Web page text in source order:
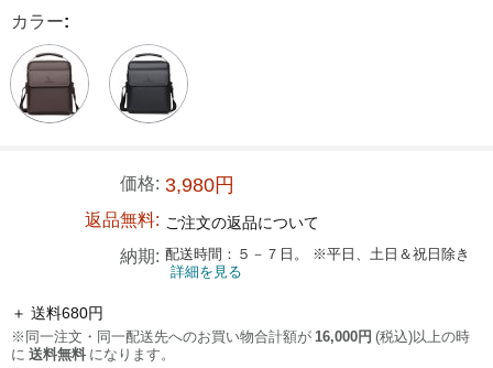
カラー:
価格: 3,980円
返品無料: ご注文の返品について
納期: 配送時間：５－７日。 ※平日、土日＆祝日除き
詳細を見る
＋ 送料680円
※同一注文・同一配送先へのお買い物合計額が 16,000円 (税込)以上の時
に 送料無料 になります。